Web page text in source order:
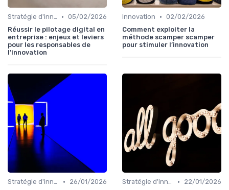
Stratégie d'innovation • 05/02/2026
Réussir le pilotage digital en
entreprise : enjeux et leviers
pour les responsables de
l’innovation
Innovation • 02/02/2026
Comment exploiter la
méthode scamper scamper
pour stimuler l’innovation
Stratégie d'innovation •
26/01/2026
Stratégie d'innovation •
22/01/2026